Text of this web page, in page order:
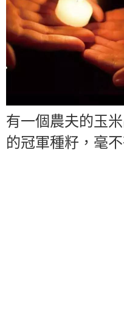
有一個農夫的玉
的冠軍種籽，毫